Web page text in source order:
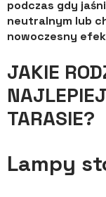
podczas gdy
neutralnym lub
nowoczesny
JAKIE
TARASIE?
Lampy